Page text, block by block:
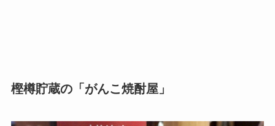
樫樽貯蔵の「がんこ焼酎屋」